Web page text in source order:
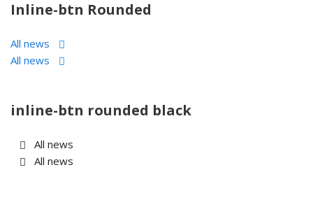
Inline-btn Rounded
All news
All news
inline-btn rounded black
All news
All news